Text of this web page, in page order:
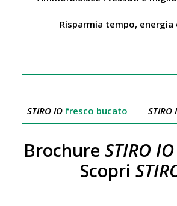
Risparmia tempo,
STIRO IO fresco bucato STIRO
Brochure STIRO IO
Scopri